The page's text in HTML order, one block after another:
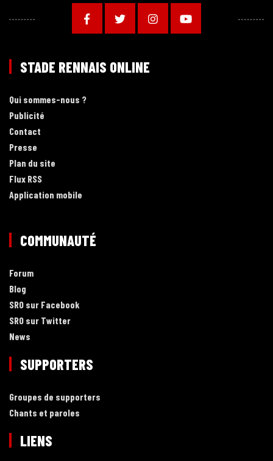
STADE RENNAIS ONLINE
Qui sommes-nous ?
Publicité
Contact
Presse
Plan du site
Flux RSS
Application mobile
COMMUNAUTÉ
Forum
Blog
SRO sur Facebook
SRO sur Twitter
News
SUPPORTERS
Groupes de supporters
Chants et paroles
LIENS